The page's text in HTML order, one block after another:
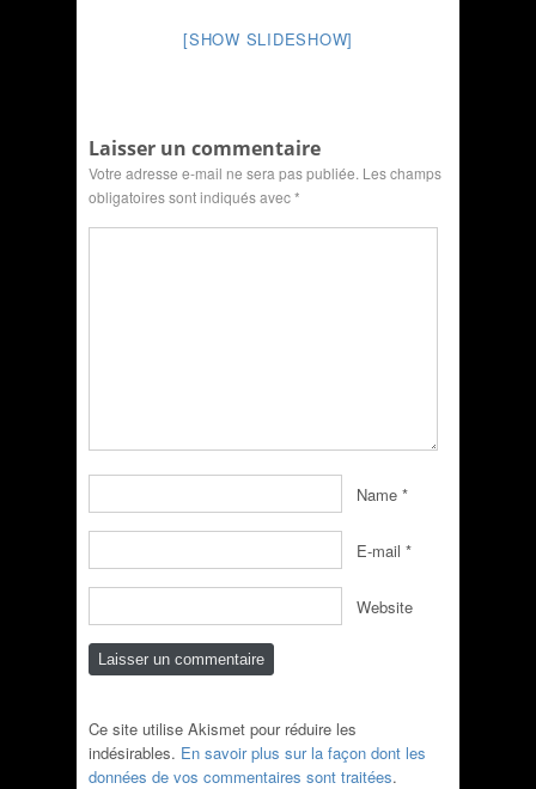
[SHOW SLIDESHOW]
Laisser un commentaire
Votre adresse e-mail ne sera pas publiée. Les champs
obligatoires sont indiqués avec*
Name *
E-mail *
Website
Ce site utilise Akismet pour réduire les
indésirables. En savoir plus sur la façon dont les
données de vos commentaires sont traitées.